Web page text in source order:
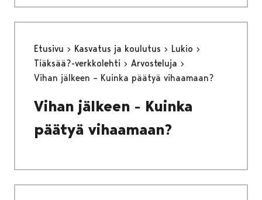
Etusivu Kasvatus ja koulutus
Lukio
Tiäksää?-verkkolehti
Arvosteluja
Vihan jälkeen – Kuinka päätyä vihaamaan?
Vihan jälkeen - Kuinka
päätyä vihaamaan?